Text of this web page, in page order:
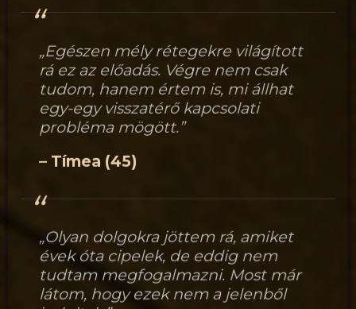
„Egészen mély rétegekre világított
rá ez az előadás. Végre nem csak
tudom, hanem értem is, mi állhat
egy-egy visszatérő kapcsolati
probléma mögött.”
– Tímea (45)
„Olyan dolgokra jöttem rá, amiket
évek óta cipelek, de eddig nem
tudtam megfogalmazni. Most már
látom, hogy ezek nem a jelenből